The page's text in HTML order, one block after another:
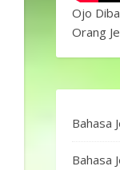
Ojo
Orang
Bahasa
Bahasa